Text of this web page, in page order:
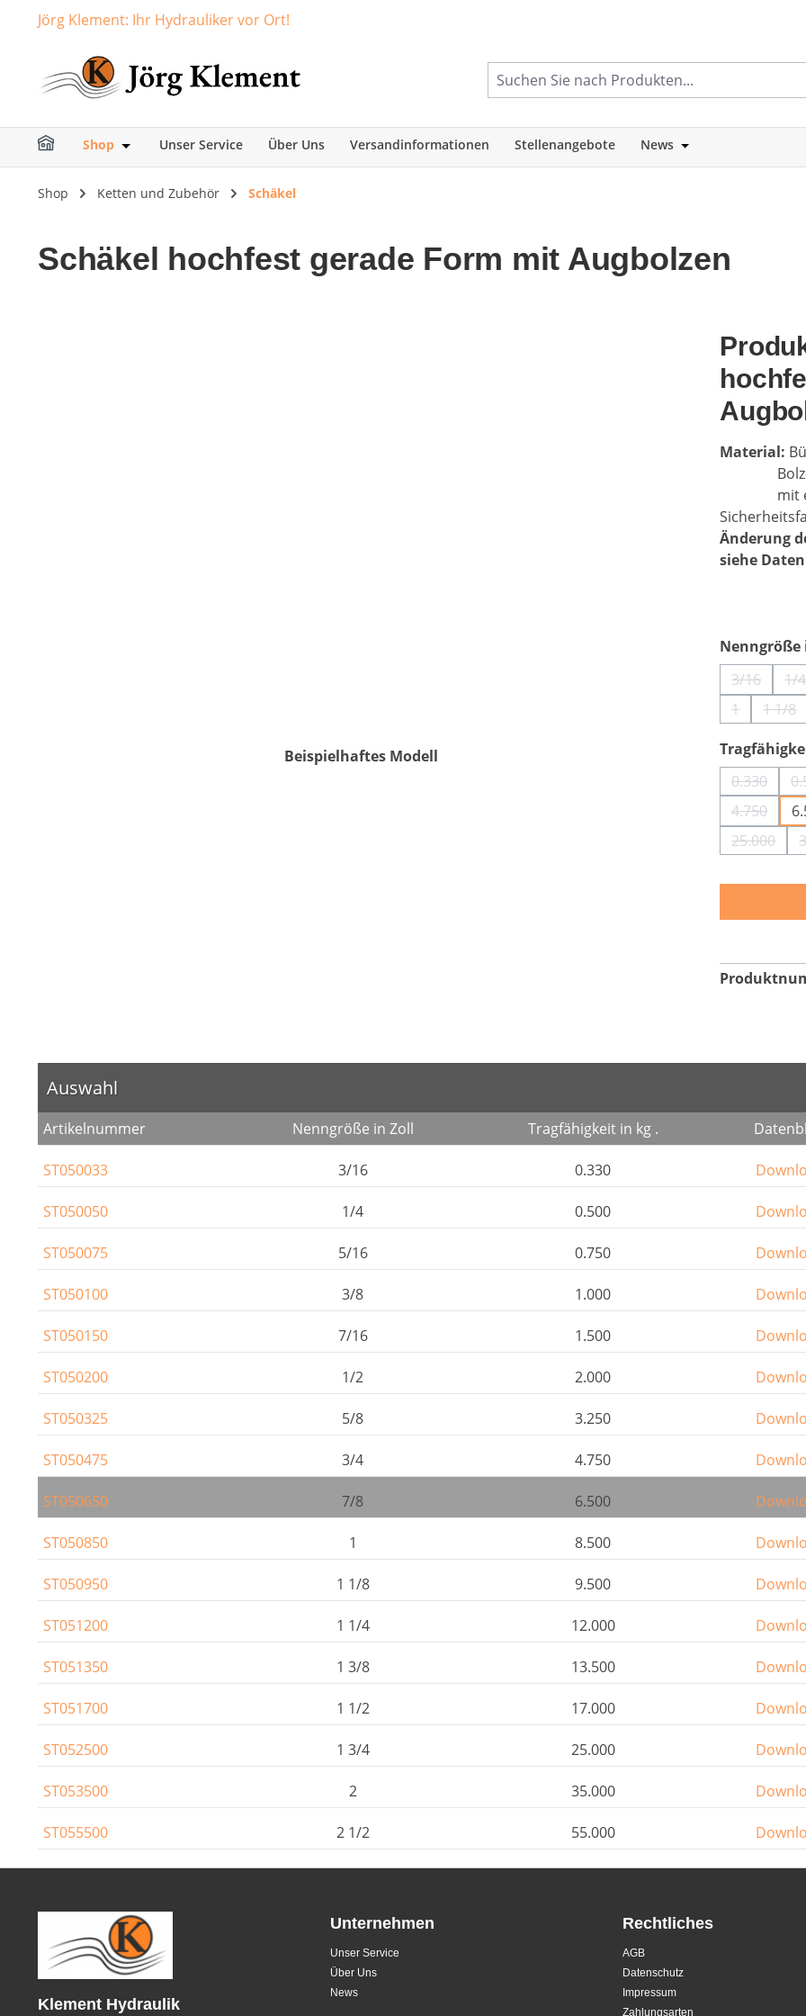
Zur Hauptnavigation springen
Jörg Klement: Ihr Hydrauliker vor Ort!
Shop Öffne oder Schließe das Dropdown der Kategorie Shop
Unser Service Über Uns Versandinformationen Stellenangebote News Öffne oder
Shop Ketten und Zubehör Schäkel
Schäkel hochfest gerade Form mit Augbolzen
Beispielhaftes Modell
Material:
Bolzen
mit
Änderung
siehe
Nenngröße
3/16(Diese1/4
1(Diese1 1/8
0.330(Diese
4.750(Diese
25.000
(Diese
Auswahl
Artikelnummer Nenngröße in Zoll Tragfähigkeit in kg .
ST050033 3/16 0.330
ST050050 1/4 0.500
ST050075 5/16 0.750
ST050100 3/8 1.000
ST050150 7/16 1.500
ST050200 1/2 2.000
ST050325 5/8 3.250
ST050475 3/4 4.750
ST050650 7/8 6.500
ST050850 1 8.500
ST050950 1 1/8 9.500
ST051200 1 1/4 12.000
ST051350 1 3/8 13.500
ST051700 1 1/2 17.000
ST052500 1 3/4 25.000
ST053500 2 35.000
ST055500 2 1/2 55.000
Klement Hydraulik
Unternehmen
Unser Service
Über Uns
News
Rechtliches
AGB
Datenschutz
Impressum
Zahlungsarten